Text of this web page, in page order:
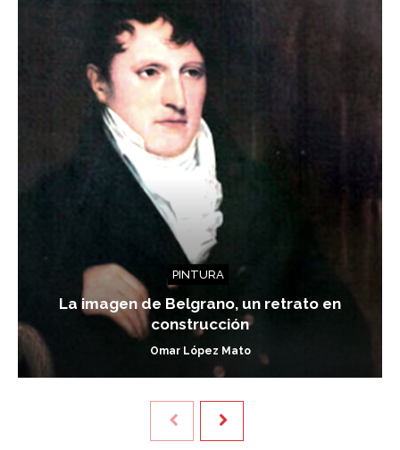
PINTURA
La imagen de Belgrano, un retrato en
construcción
Omar López Mato